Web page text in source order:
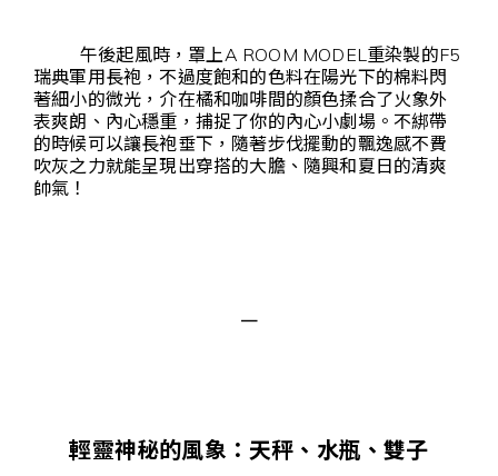
午後起風時，罩上A ROOM MODEL重染製的F5
瑞典軍用長袍，不過度飽和的色料在陽光下的棉料閃
著細小的微光，介在橘和咖啡間的顏色揉合了火象外
表爽朗、內心穩重，捕捉了你的內心小劇場。不綁帶
的時候可以讓長袍垂下，隨著步伐擺動的飄逸感不費
吹灰之力就能呈現出穿搭的大膽、隨興和夏日的清爽
帥氣！
－
輕靈神秘的風象：天秤 、水瓶 、雙子